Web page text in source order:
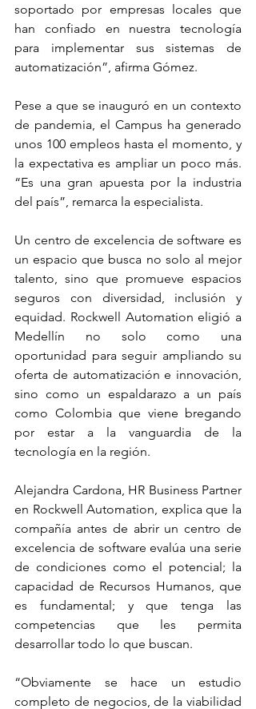
soportado por empresas locales que
han confiado en nuestra tecnología
para implementar sus sistemas de
automatización”, afirma Gómez.
Pese a que se inauguró en un contexto
de pandemia, el Campus ha generado
unos 100 empleos hasta el momento, y
la expectativa es ampliar un poco más.
“Es una gran apuesta por la industria
del país”, remarca la especialista.
Un centro de excelencia de software es
un espacio que busca no solo al mejor
talento, sino que promueve espacios
seguros con diversidad, inclusión y
equidad. Rockwell Automation eligió a
Medellín no solo como una
oportunidad para seguir ampliando su
oferta de automatización e innovación,
sino como un espaldarazo a un país
como Colombia que viene bregando
por estar a la vanguardia de la
tecnología en la región.
Alejandra Cardona, HR Business Partner
en Rockwell Automation, explica que la
compañía antes de abrir un centro de
excelencia de software evalúa una serie
de condiciones como el potencial; la
capacidad de Recursos Humanos, que
es fundamental; y que tenga las
competencias que les permita
desarrollar todo lo que buscan.
“Obviamente se hace un estudio
completo de negocios, de la viabilidad